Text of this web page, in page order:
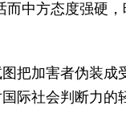
中方态度强硬
把加害者伪装成
际社会判断力的